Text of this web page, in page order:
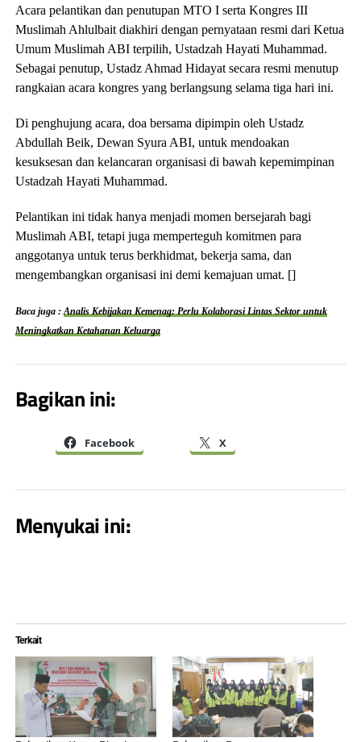
Acara pelantikan dan penutupan MTO I serta Kongres III
Muslimah Ahlulbait diakhiri dengan pernyataan resmi dari Ketua
Umum Muslimah ABI terpilih, Ustadzah Hayati Muhammad.
Sebagai penutup, Ustadz Ahmad Hidayat secara resmi menutup
rangkaian acara kongres yang berlangsung selama tiga hari ini.
Di penghujung acara, doa bersama dipimpin oleh Ustadz
Abdullah Beik, Dewan Syura ABI, untuk mendoakan
kesuksesan dan kelancaran organisasi di bawah kepemimpinan
Ustadzah Hayati Muhammad.
Pelantikan ini tidak hanya menjadi momen bersejarah bagi
Muslimah ABI, tetapi juga memperteguh komitmen para
anggotanya untuk terus berkhidmat, bekerja sama, dan
mengembangkan organisasi ini demi kemajuan umat. []
Baca juga : Analis Kebijakan Kemenag: Perlu Kolaborasi Lintas Sektor untuk
Meningkatkan Ketahanan Keluarga
Bagikan ini:
Facebook X
Menyukai ini:
Terkait